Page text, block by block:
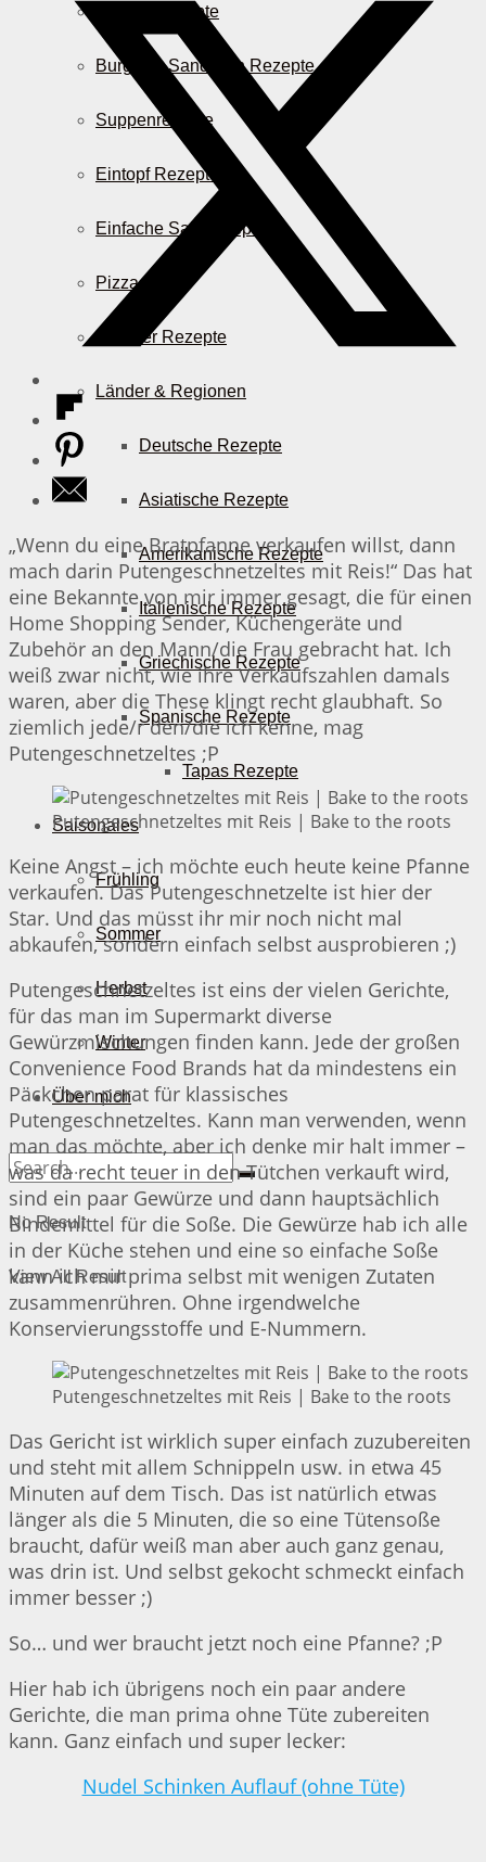
Auflauf Rezepte
Burger & Sandwich Rezepte
Suppenrezepte
Eintopf Rezepte
Einfache Salatrezepte
Pizza & Co.
AirFryer Rezepte
Länder & Regionen
Deutsche Rezepte
Asiatische Rezepte
Amerikanische Rezepte
Italienische Rezepte
Griechische Rezepte
Spanische Rezepte
Tapas Rezepte
Saisonales
Frühling
Sommer
Herbst
Winter
Über mich
No Result
View All Result
„Wenn du eine Bratpfanne verkaufen willst, dann
mach darin Putengeschnetzeltes mit Reis!“ Das hat
eine Bekannte von mir immer gesagt, die für einen
Home Shopping Sender, Küchengeräte und
Zubehör an den Mann/die Frau gebracht hat. Ich
weiß zwar nicht, wie ihre Verkaufszahlen damals
waren, aber die These klingt recht glaubhaft. So
ziemlich jede/r den/die ich kenne, mag
Putengeschnetzeltes ;P
Putengeschnetzeltes mit Reis | Bake to the roots
Keine Angst – ich möchte euch heute keine Pfanne
verkaufen. Das Putengeschnetzelte ist hier der
Star. Und das müsst ihr mir noch nicht mal
abkaufen, sondern einfach selbst ausprobieren ;)
Putengeschnetzeltes ist eins der vielen Gerichte,
für das man im Supermarkt diverse
Gewürzmischungen finden kann. Jede der großen
Convenience Food Brands hat da mindestens ein
Päckchen parat für klassisches
Putengeschnetzeltes. Kann man verwenden, wenn
man das möchte, aber ich denke mir halt immer –
was da recht teuer in den Tütchen verkauft wird,
sind ein paar Gewürze und dann hauptsächlich
Bindemittel für die Soße. Die Gewürze hab ich alle
in der Küche stehen und eine so einfache Soße
kann ich mir prima selbst mit wenigen Zutaten
zusammenrühren. Ohne irgendwelche
Konservierungsstoffe und E-Nummern.
Putengeschnetzeltes mit Reis | Bake to the roots
Das Gericht ist wirklich super einfach zuzubereiten
und steht mit allem Schnippeln usw. in etwa 45
Minuten auf dem Tisch. Das ist natürlich etwas
länger als die 5 Minuten, die so eine Tütensoße
braucht, dafür weiß man aber auch ganz genau,
was drin ist. Und selbst gekocht schmeckt einfach
immer besser ;)
So… und wer braucht jetzt noch eine Pfanne? ;P
Hier hab ich übrigens noch ein paar andere
Gerichte, die man prima ohne Tüte zubereiten
kann. Ganz einfach und super lecker:
Nudel Schinken Auflauf (ohne Tüte)